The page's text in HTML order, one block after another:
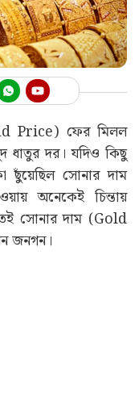
Price) ফের মিলল
ধাতুর দর। যদিও কিছু
সোনার দাম
অনেকেই চিন্তায়
সোনার দাম (Gold
জনগন।